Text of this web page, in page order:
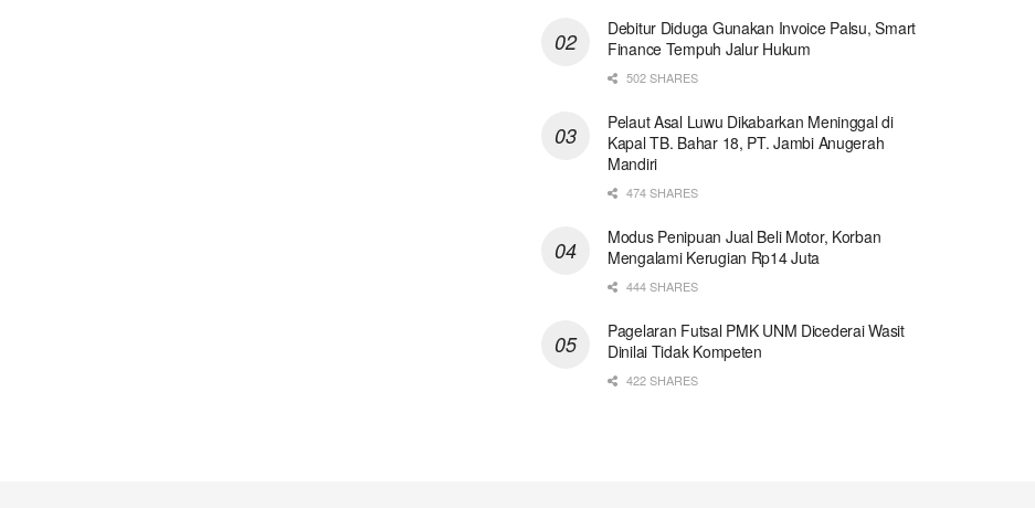
Debitur Diduga Gunakan Invoice Palsu, Smart
Finance Tempuh Jalur Hukum
502 SHARES
Pelaut Asal Luwu Dikabarkan Meninggal di
Kapal TB. Bahar 18, PT. Jambi Anugerah
Mandiri
474 SHARES
Modus Penipuan Jual Beli Motor, Korban
Mengalami Kerugian Rp14 Juta
444 SHARES
Pagelaran Futsal PMK UNM Dicederai Wasit
Dinilai Tidak Kompeten
422 SHARES